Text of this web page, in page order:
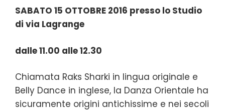
SABATO 15 OTTOBRE 2016 presso lo Studio
di via Lagrange
dalle 11.00 alle 12.30
Chiamata Raks Sharki in lingua originale e
Belly Dance in inglese, la Danza Orientale ha
sicuramente origini antichissime e nei secoli